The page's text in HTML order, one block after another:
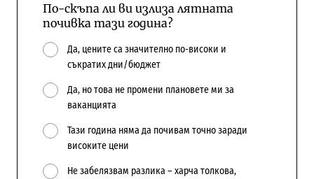
По-скъпа ли ви излиза лятната
почивка тази година?
Да, цените са значително по-високи и
съкратих дни/бюджет
Да, но това не промени плановете ми за
ваканцията
Тази година няма да почивам точно заради
високите цени
Не забелязвам разлика – харча толкова,